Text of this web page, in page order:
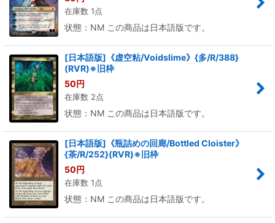
在庫数 1点
状態：NM この商品は日本語版です。
[日本語版]《虚空粘/Voidslime》{多/R/388}
(RVR)※旧枠
50円
在庫数 2点
状態：NM この商品は日本語版です。
[日本語版]《瓶詰めの回廊/Bottled Cloister》
{茶/R/252}(RVR)※旧枠
50円
在庫数 1点
状態：NM この商品は日本語版です。